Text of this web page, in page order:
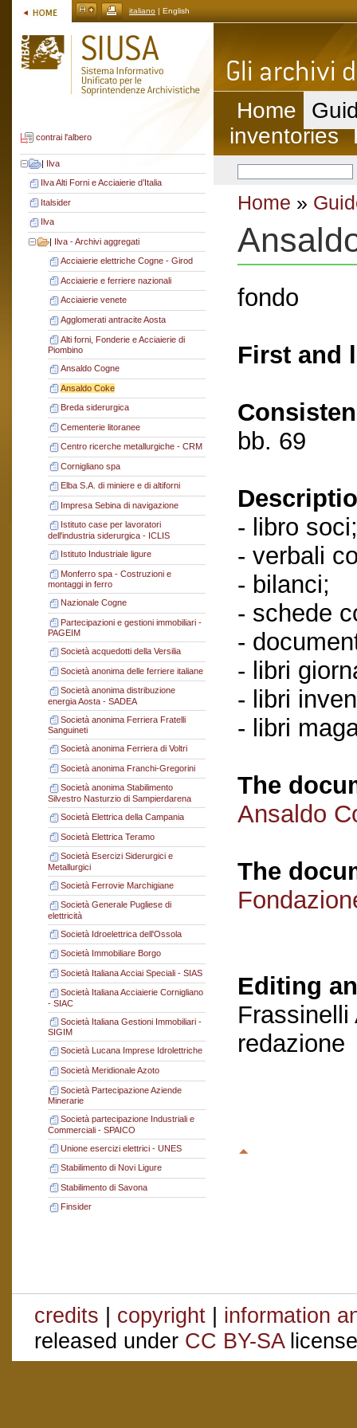
italiano | English
contrai l'albero
| Ilva
Ilva Alti Forni e Acciaierie d’Italia
Italsider
Ilva
| Ilva - Archivi aggregati
Acciaierie elettriche Cogne - Girod
Acciaierie e ferriere nazionali
Acciaierie venete
Agglomerati antracite Aosta
Alti forni, Fonderie e Acciaierie di
Piombino
Ansaldo Cogne
Ansaldo Coke
Breda siderurgica
Cementerie litoranee
Centro ricerche metallurgiche - CRM
Cornigliano spa
Elba S.A. di miniere e di altiforni
Impresa Sebina di navigazione
Istituto case per lavoratori
dell'industria siderurgica - ICLIS
Istituto Industriale ligure
Monferro spa - Costruzioni e
montaggi in ferro
Nazionale Cogne
Partecipazioni e gestioni immobiliari -
PAGEIM
Società acquedotti della Versilia
Società anonima delle ferriere italiane
Società anonima distribuzione
energia Aosta - SADEA
Società anonima Ferriera Fratelli
Sanguineti
Società anonima Ferriera di Voltri
Società anonima Franchi-Gregorini
Società anonima Stabilimento
Silvestro Nasturzio di Sampierdarena
Società Elettrica della Campania
Società Elettrica Teramo
Società Esercizi Siderurgici e
Metallurgici
Società Ferrovie Marchigiane
Società Generale Pugliese di
elettricità
Società Idroelettrica dell'Ossola
Società Immobiliare Borgo
Società Italiana Acciai Speciali - SIAS
Società Italiana Acciaierie Cornigliano
- SIAC
Società Italiana Gestioni Immobiliari -
SIGIM
Società Lucana Imprese Idrolettriche
Società Meridionale Azoto
Società Partecipazione Aziende
Minerarie
Società partecipazione Industriali e
Commerciali - SPAICO
Unione esercizi elettrici - UNES
Stabilimento di Novi Ligure
Stabilimento di Savona
Finsider
Home
inventories
Home »
fondo
First and
bb. 69
- libro soci;
- verbali
- bilanci;
- schede
-
- libri
- libri
- libri
The
Ansaldo
The
Editing
Frassinelli
redazione
credits | copyright | information
released under CC BY-SA